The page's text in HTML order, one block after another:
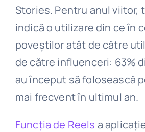
Stories. Pentru anul viitor,
indică o utilizare din ce în
poveștilor atât de către
de către influenceri: 63%
au început să folosească
mai frecvent în ultimul an.
Funcția de Reels a